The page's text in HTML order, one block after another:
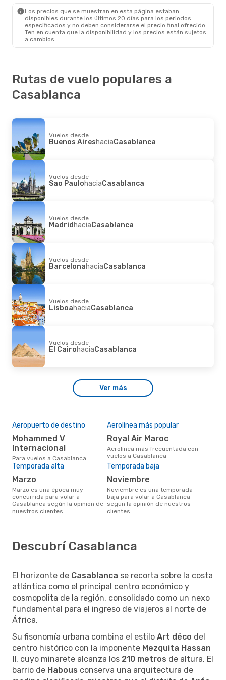
Los precios que se muestran en esta página estaban
disponibles durante los últimos 20 días para los periodos
especificados y no deben considerarse el precio final ofrecido.
Ten en cuenta que la disponibilidad y los precios están sujetos
a cambios.
Rutas de vuelo populares a
Casablanca
Vuelos desde
Buenos AireshaciaCasablanca
Vuelos desde
Sao PaulohaciaCasablanca
Vuelos desde
MadridhaciaCasablanca
Vuelos desde
BarcelonahaciaCasablanca
Vuelos desde
LisboahaciaCasablanca
Vuelos desde
El CairohaciaCasablanca
Ver más
Aeropuerto de destino
Mohammed V
Internacional
Para vuelos a Casablanca
Aerolínea más popular
Royal Air Maroc
Aerolínea más frecuentada con
vuelos a Casablanca
Temporada alta
marzo
marzo es una época muy
concurrida para volar a
Casablanca según la opinión de
nuestros clientes
Temporada baja
noviembre
noviembre es una temporada
baja para volar a Casablanca
según la opinión de nuestros
clientes
Descubrí Casablanca
El horizonte de Casablanca se recorta sobre la costa
atlántica como el principal centro económico y
cosmopolita de la región, consolidado como un nexo
fundamental para el ingreso de viajeros al norte de
África.
Su fisonomía urbana combina el estilo Art déco del
centro histórico con la imponente Mezquita Hassan
II, cuyo minarete alcanza los 210 metros de altura. El
barrio de Habous conserva una arquitectura de